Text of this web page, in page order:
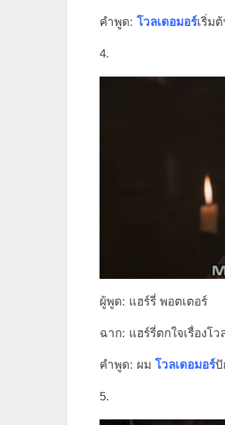
คำพูด: โวลเดอมอร์เริ่ม
4.
ผู้พูด: แฮร์รี่ พอตเตอร์
ฉาก: แฮร์รี่ตกใจเรื่องโ
คำพูด: ผม โวลเดอมอร์ปั
5.